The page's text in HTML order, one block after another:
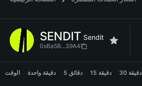
Français
Deutsch
繁體中文
SENDIT Sendit
0xBa5B...39A4
SENDIT Price Chart
الوقت دقيقة واحدة 5 دقائق 15 دقيقة 30 دقيقة